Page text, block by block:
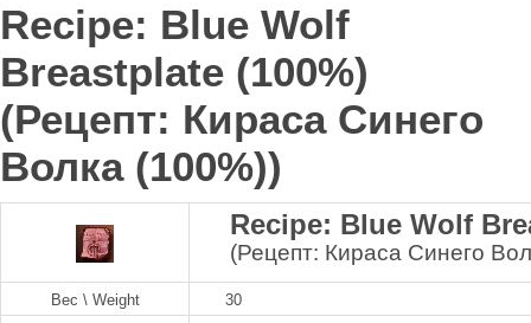
Recipe: Blue Wolf
Breastplate (100%)
(Рецепт: Кираса Синего
Волка (100%))
Recipe: Blue Wolf
(Рецепт: Кираса Синего
Вес \ Weight
30